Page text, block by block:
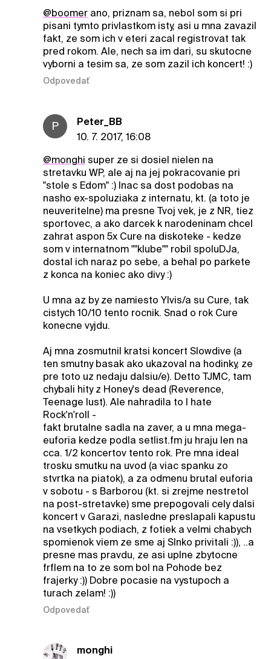
@boomerano, priznam sa, nebol som si pri
pisani tymto privlastkom isty, asi u mna zavazil
fakt, ze som ich v eteri zacal registrovat tak
pred rokom. Ale, nech sa im dari, su skutocne
vyborni a tesim sa, ze som zazil ich koncert! :)
Odpovedať
P
Peter_BB
10. 7. 2017, 16:08
@monghi super ze si dosiel nielen na
stretavku WP, ale aj na jej pokracovanie pri
"stole s Edom" :) Inac sa dost podobas na
nasho ex-spoluziaka z internatu, kt. (a toto je
neuveritelne) ma presne Tvoj vek, je z NR, tiez
sportovec, a ako darcek k narodeninam chcel
zahrat aspon 5x Cure na diskoteke - kedze
som v internatnom ""klube"" robil spoluDJa,
dostal ich naraz po sebe, a behal po parkete
z konca na koniec ako divy :)
U mna az by ze namiesto Ylvis/a su Cure, tak
cistych 10/10 tento rocnik. Snad o rok Cure
konecne vyjdu.
Aj mna zosmutnil kratsi koncert Slowdive (a
ten smutny basak ako ukazoval na hodinky, ze
pre toto uz nedaju dalsiu/e). Detto TJMC, tam
chybali hity z Honey's dead (Reverence,
Teenage lust). Ale nahradila to I hate
Rock'n'roll -
fakt brutalne sadla na zaver, a u mna mega-
euforia kedze podla setlist.fm ju hraju len na
cca. 1/2 koncertov tento rok. Pre mna ideal
trosku smutku na uvod (a viac spanku zo
stvrtka na piatok), a za odmenu brutal euforia
v sobotu - s Barborou (kt. si zrejme nestretol
na post-stretavke) sme prepogovali cely dalsi
koncert v Garazi, nasledne preslapali kapustu
na vsetkych podiach, z fotiek a velmi chabych
spomienok viem ze sme aj Slnko privitali :)), ..a
presne mas pravdu, ze asi uplne zbytocne
frflem na to ze som bol na Pohode bez
frajerky :)) Dobre pocasie na vystupoch a
turach zelam! :))
Odpovedať
monghi